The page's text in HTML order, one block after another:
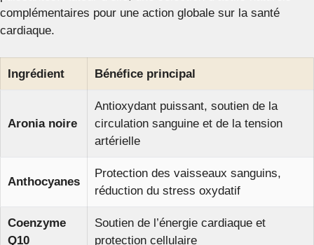
complémentaires pour une action globale sur la santé
cardiaque.
Ingrédient Bénéfice principal
Aronia noire
Antioxydant puissant, soutien de la
circulation sanguine et de la tension
artérielle
Anthocyanes
Protection des vaisseaux sanguins,
réduction du stress oxydatif
Coenzyme
Q10
Soutien de l’énergie cardiaque et
protection cellulaire